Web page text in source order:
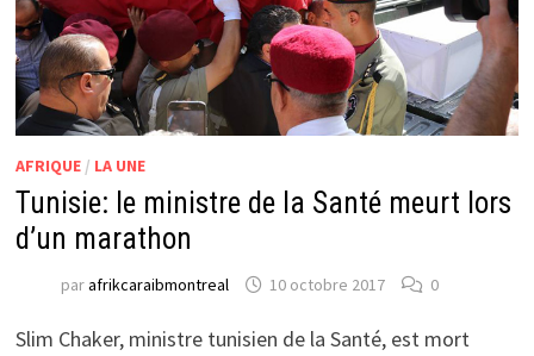
AFRIQUE/ LA UNE
Tunisie: le ministre de la Santé meurt lors
d’un marathon
parafrikcaraibmontreal 10 octobre 2017 0
Slim Chaker, ministre tunisien de la Santé, est mort